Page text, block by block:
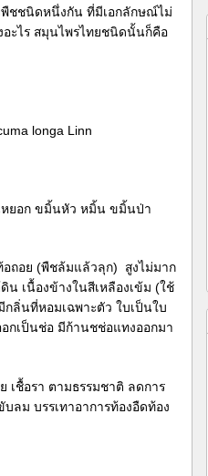
สรรพคุณ
พืชชนิดหนึ่งกัน ที่มีเอกลักษณ์ไม่
อะไร สมุนไพรไทยชนิดนั้นก็คือ
longa Linn
อก ขมิ้นหัว หมิ้น ขมิ้นป่า
ถอย (พืชล้มแล้วลุก) สูงไม่มาก
เนื้องข้างในสีเหลืองเข้ม (ใช้
ลิ่นที่หอมเฉพาะตัว ใบเป็นใบ
กเป็นช่อ มีก้านชช่อแทงออกมา
เชื้อรา ตามธรรมชาติ ลดการ
ลม บรรเทาอาการท้องอืดท้อง